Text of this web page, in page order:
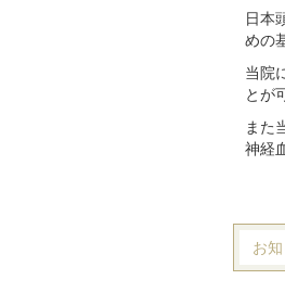
日本
めの
当院
とが
また
神経
お